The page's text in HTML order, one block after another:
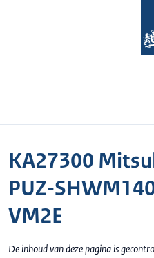
KA27300
PUZ-
VM2E
De inhoud van deze pagina is